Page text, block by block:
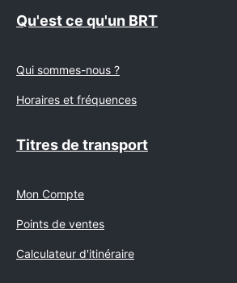
Qu'est ce qu'un BRT
Qui sommes-nous ?
Horaires et fréquences
Titres de transport
Mon Compte
Points de ventes
Calculateur d'itinéraire